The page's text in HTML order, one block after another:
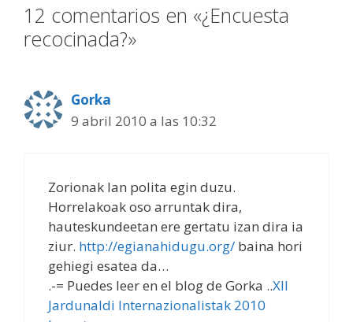
12 comentarios en «¿Encuesta
recocinada?»
Gorka
9 abril 2010 a las 10:32
Zorionak lan polita egin duzu.
Horrelakoak oso arruntak dira,
hauteskundeetan ere gertatu izan dira ia
ziur. http://egianahidugu.org/ baina hori
gehiegi esatea da…
.-= Puedes leer en el blog de Gorka ..XII
Jardunaldi Internazionalistak 2010